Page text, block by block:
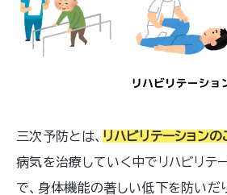
三次予防とは、 リハビリテーションの
病気を治療していく中でリハビリテ
で、身体機能の著しい低下を防いだ